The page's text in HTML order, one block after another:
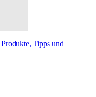
Tipps und